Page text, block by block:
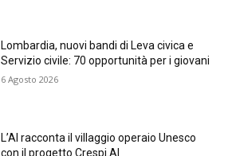
Lombardia, nuovi bandi di Leva civica e
Servizio civile: 70 opportunità per i giovani
6 Agosto 2026
L’AI racconta il villaggio operaio Unesco
con il progetto Crespi.AI